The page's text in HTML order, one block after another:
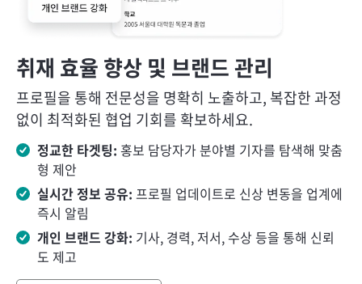
취재 효율 향상 및 브랜드 관리
프로필을 통해 전문성을 명확히 노출하고, 복잡한 과정
없이 최적화된 협업 기회를 확보하세요.
정교한 타겟팅: 홍보 담당자가 분야별 기자를 탐색해 맞춤
형 제안
실시간 정보 공유: 프로필 업데이트로 신상 변동을 업계에
즉시 알림
개인 브랜드 강화: 기사, 경력, 저서, 수상 등을 통해 신뢰
도 제고